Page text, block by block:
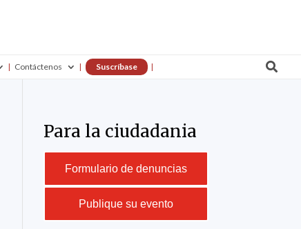
Contáctenos Suscríbase 
Para la ciudadania
Formulario de denuncias
Publique su evento